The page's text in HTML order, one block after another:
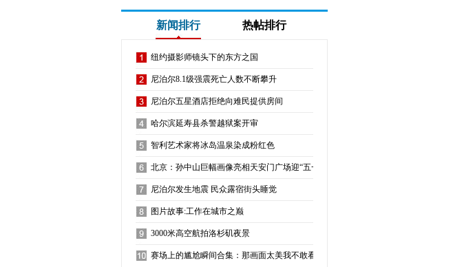
新闻排行 热帖排行
纽约摄影师镜头下的东方之国
尼泊尔8.1级强震死亡人数不断攀升
尼泊尔五星酒店拒绝向难民提供房间
哈尔滨延寿县杀警越狱案开审
智利艺术家将冰岛温泉染成粉红色
北京：孙中山巨幅画像亮相天安门广场迎“五一”
尼泊尔发生地震 民众露宿街头睡觉
图片故事:工作在城市之巅
3000米高空航拍洛杉矶夜景
赛场上的尴尬瞬间合集：那画面太美我不敢看